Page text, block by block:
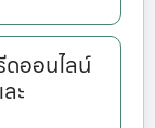
ออนไลน์
ะ